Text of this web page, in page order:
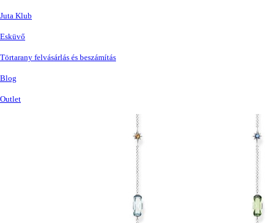
Juta Klub
Esküvő
Törtarany felvásárlás és beszámítás
Blog
Outlet